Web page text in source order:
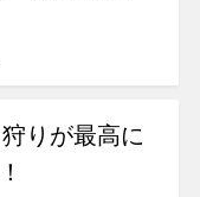
りが最高に